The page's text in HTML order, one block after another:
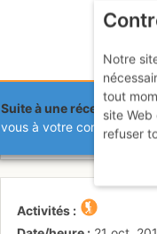
Suite à une récente et
vous à votre compte sur le
Activités
Notre
tout
site
refuser